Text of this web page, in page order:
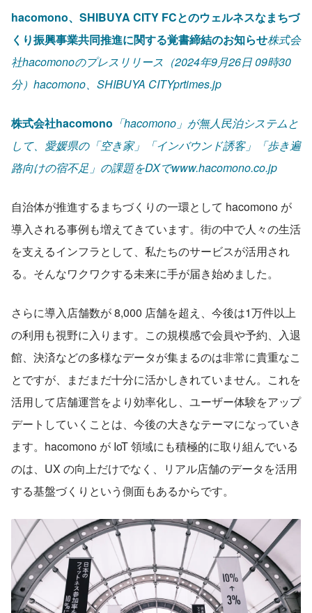
hacomono、SHIBUYA CITY FCとのウェルネスなまちづ
くり振興事業共同推進に関する覚書締結のお知らせ株式会
社hacomonoのプレスリリース（2024年9月26日 09時30
分）hacomono、SHIBUYA CITYprtimes.jp
株式会社hacomono 「hacomono」が無人民泊システムと
して、愛媛県の「空き家」「インバウンド誘客」「歩き遍
路向けの宿不足」の課題をDXでwww.hacomono.co.jp
自治体が推進するまちづくりの一環として hacomono が
導入される事例も増えてきています。街の中で人々の生活
を支えるインフラとして、私たちのサービスが活用され
る。そんなワクワクする未来に手が届き始めました。
さらに導入店舗数が 8,000 店舗を超え、今後は1万件以上
の利用も視野に入ります。この規模感で会員や予約、入退
館、決済などの多様なデータが集まるのは非常に貴重なこ
とですが、まだまだ十分に活かしきれていません。これを
活用して店舗運営をより効率化し、ユーザー体験をアップ
デートしていくことは、今後の大きなテーマになっていき
ます。hacomono が IoT 領域にも積極的に取り組んでいる
のは、UX の向上だけでなく、リアル店舗のデータを活用
する基盤づくりという側面もあるからです。